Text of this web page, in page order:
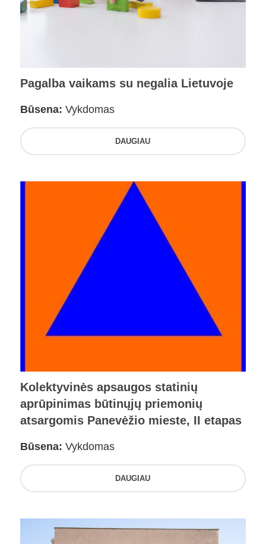
Pagalba vaikams su negalia Lietuvoje
Būsena: Vykdomas
DAUGIAU
Kolektyvinės apsaugos statinių
aprūpinimas būtinųjų priemonių
atsargomis Panevėžio mieste, II etapas
Būsena: Vykdomas
DAUGIAU